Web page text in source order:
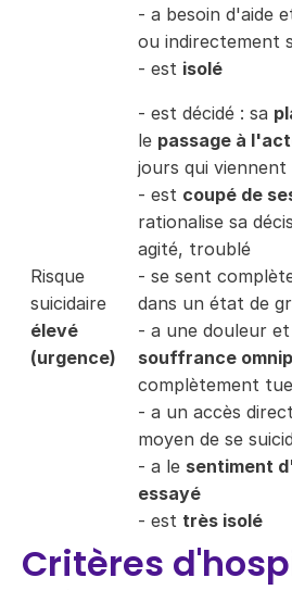
- a besoin d'aide
ou indirectement
- est isolé
Risque
suicidaire
élevé
(urgence)
- est décidé : sa
le passage à
jours qui viennent
- est coupé de
rationalise sa
agité, troublé
- se sent
dans un état de
- a une douleur
souffrance
complètement
- a un accès
moyen de se
- a le sentiment
essayé
- est très isolé
Critères